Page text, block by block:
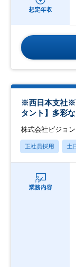
想定年収
※西日本支社※
タント】多彩
株式会社ビジョ
正社員採用 土
業務内容